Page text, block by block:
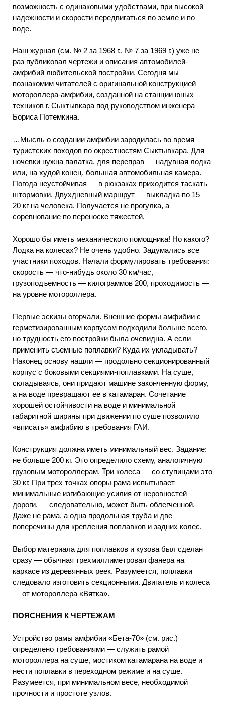
возможность с одинаковыми удобствами, при высокой
надежности и скорости передвигаться по земле и по
воде.
Наш журнал (см. № 2 за 1968 г., № 7 за 1969 г.) уже не
раз публиковал чертежи и описания автомобилей-
амфибий любительской постройки. Сегодня мы
познакомим читателей с оригинальной конструкцией
мотороллера-амфибии, созданной на станции юных
техников г. Сыктывкара под руководством инженера
Бориса Потемкина.
…Мысль о создании амфибии зародилась во время
туристских походов по окрестностям Сыктывкара. Для
ночевки нужна палатка, для переправ — надувная лодка
или, на худой конец, большая автомобильная камера.
Погода неустойчивая — в рюкзаках приходится таскать
штормовки. Двухдневный маршрут — выкладка по 15—
20 кг на человека. Получается не прогулка, а
соревнование по переноске тяжестей.
Хорошо бы иметь механического помощника! Но какого?
Лодка на колесах? Не очень удобно. Задумались все
участники походов. Начали формулировать требования:
скорость — что-нибудь около 30 км/час,
грузоподъемность — килограммов 200, проходимость —
на уровне мотороллера.
Первые эскизы огорчали. Внешние формы амфибии с
герметизированным корпусом подходили больше всего,
но трудность его постройки была очевидна. А если
применить съемные поплавки? Куда их укладывать?
Наконец основу нашли — продольно секционированный
корпус с боковыми секциями-поплавками. На суше,
складываясь, они придают машине законченную форму,
а на воде превращают ее в катамаран. Сочетание
хорошей остойчивости на воде и минимальной
габаритной ширины при движении по суше позволило
«вписать» амфибию в требования ГАИ.
Конструкция должна иметь минимальный вес. Задание:
не больше 200 кг. Это определило схему, аналогичную
грузовым мотороллерам. Три колеса — со ступицами это
30 кг. При трех точках опоры рама испытывает
минимальные изгибающие усилия от неровностей
дороги, — следовательно, может быть облегченной.
Даже не рама, а одна продольная труба и две
поперечины для крепления поплавков и задних колес.
Выбор материала для поплавков и кузова был сделан
сразу — обычная трехмиллиметровая фанера на
каркасе из деревянных реек. Разумеется, поплавки
следовало изготовить секционными. Двигатель и колеса
— от мотороллера «Вятка».
ПОЯСНЕНИЯ К ЧЕРТЕЖАМ
Устройство рамы амфибии «Бета-70» (см. рис.)
определено требованиями — служить рамой
мотороллера на суше, мостиком катамарана на воде и
нести поплавки в переходном режиме и на суше.
Разумеется, при минимальном весе, необходимой
прочности и простоте узлов.